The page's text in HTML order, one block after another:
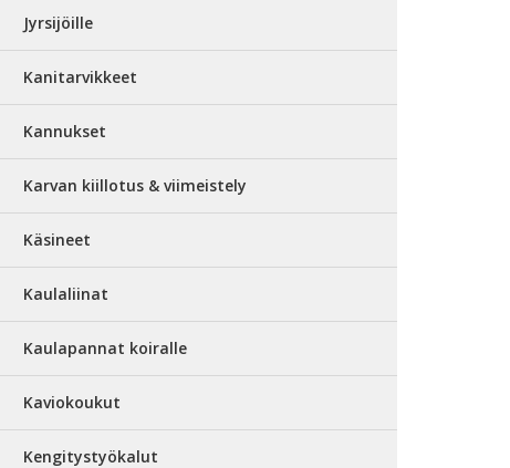
Jyrsijöille
Kanitarvikkeet
Kannukset
Karvan kiillotus & viimeistely
Käsineet
Kaulaliinat
Kaulapannat koiralle
Kaviokoukut
Kengitystyökalut